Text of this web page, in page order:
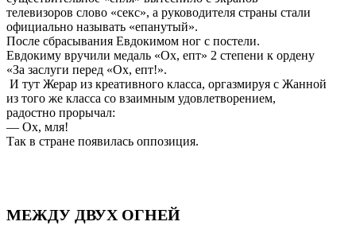
телевизоров слово «секс», а руководителя страны стали
официально называть «епанутый».
После сбрасывания Евдокимом ног с постели.
Евдокиму вручили медаль «Ох, епт» 2 степени к ордену
«За заслуги перед «Ох, епт!».
И тут Жерар из креативного класса, оргазмируя с Жанной
из того же класса со взаимным удовлетворением,
радостно прорычал:
— Ох, мля!
Так в стране появилась оппозиция.
МЕЖДУ ДВУХ ОГНЕЙ